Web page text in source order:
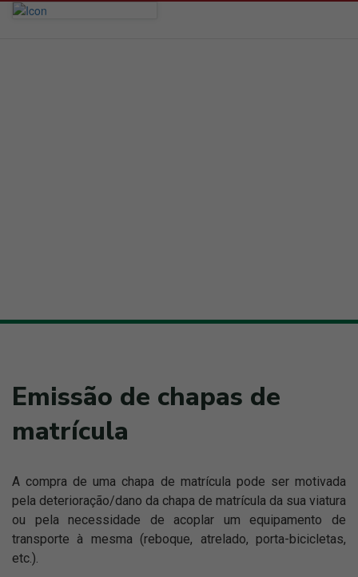
Emissão de chapas de
matrícula
A compra de uma chapa de matrícula pode ser motivada
pela deterioração/dano da chapa de matrícula da sua viatura
ou pela necessidade de acoplar um equipamento de
transporte à mesma (reboque, atrelado, porta-bicicletas,
etc.).